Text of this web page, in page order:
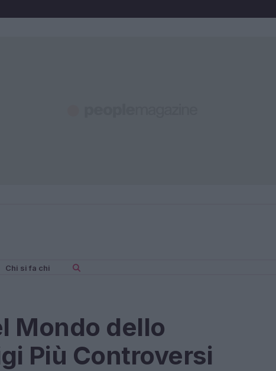
Chi si fa chi
Mondo dello
Più Controversi